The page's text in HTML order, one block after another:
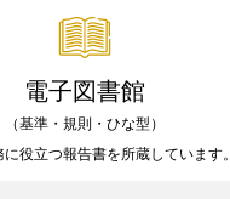
電子図書館
（基準・規則・ひな型）
に役立つ報告書を所蔵しています。